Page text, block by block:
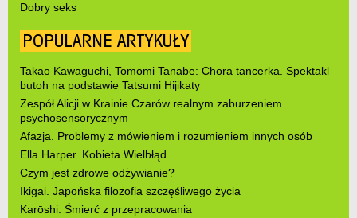
Dobry seks
POPULARNE ARTYKUŁY
Takao Kawaguchi, Tomomi Tanabe: Chora tancerka. Spektakl
butoh na podstawie Tatsumi Hijikaty
Zespół Alicji w Krainie Czarów realnym zaburzeniem
psychosensorycznym
Afazja. Problemy z mówieniem i rozumieniem innych osób
Ella Harper. Kobieta Wielbłąd
Czym jest zdrowe odżywianie?
Ikigai. Japońska filozofia szczęśliwego życia
Karōshi. Śmierć z przepracowania